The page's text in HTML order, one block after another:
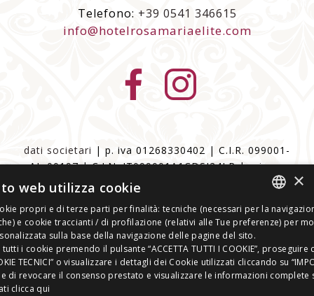
Telefono: +39 0541 346615
info@hotelrosamariaelite.com
dati societari | p. iva 01268330402 | C.I.R. 099001-
AL-00197 | C.I.N. IT099001A1CDSJ24LR |privacy
policy|
accessibilità
Questo sito è protetto da reCAPTCHA e si applicano
leNorme sulla privacye iTermini di serviziodi
Google
ITALIAN
GERMAN
×
web utilizza cookie
propri e di terze parti per finalità: tecniche (necessari per la
e cookie traccianti / di profilazione (relativi alle Tue preferenze) per
sulla base della navigazione delle pagine del sito.
i cookie premendo il pulsante “ACCETTA TUTTI I COOKIE”, proseguire
TECNICI” o visualizzare i dettagli dei Cookie utilizzati cliccando su
di revocare il consenso prestato e visualizzare le informazioni complete
clicca qui